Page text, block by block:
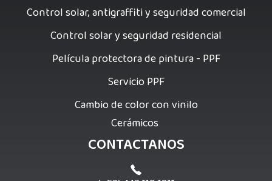
Control solar, antigraffiti y seguridad comercial
Control solar y seguridad residencial
Película protectora de pintura - PPF
Servicio PPF
Cambio de color con vinilo
Cerámicos
CONTACTANOS